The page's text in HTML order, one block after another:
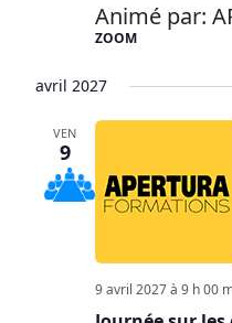
Animé par:
ZOOM
avril 2027
VEN
9
9 avril 2027 à 9 h 00